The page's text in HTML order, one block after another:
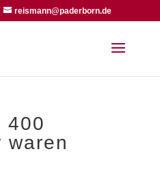
reismann@paderborn.de
400
waren